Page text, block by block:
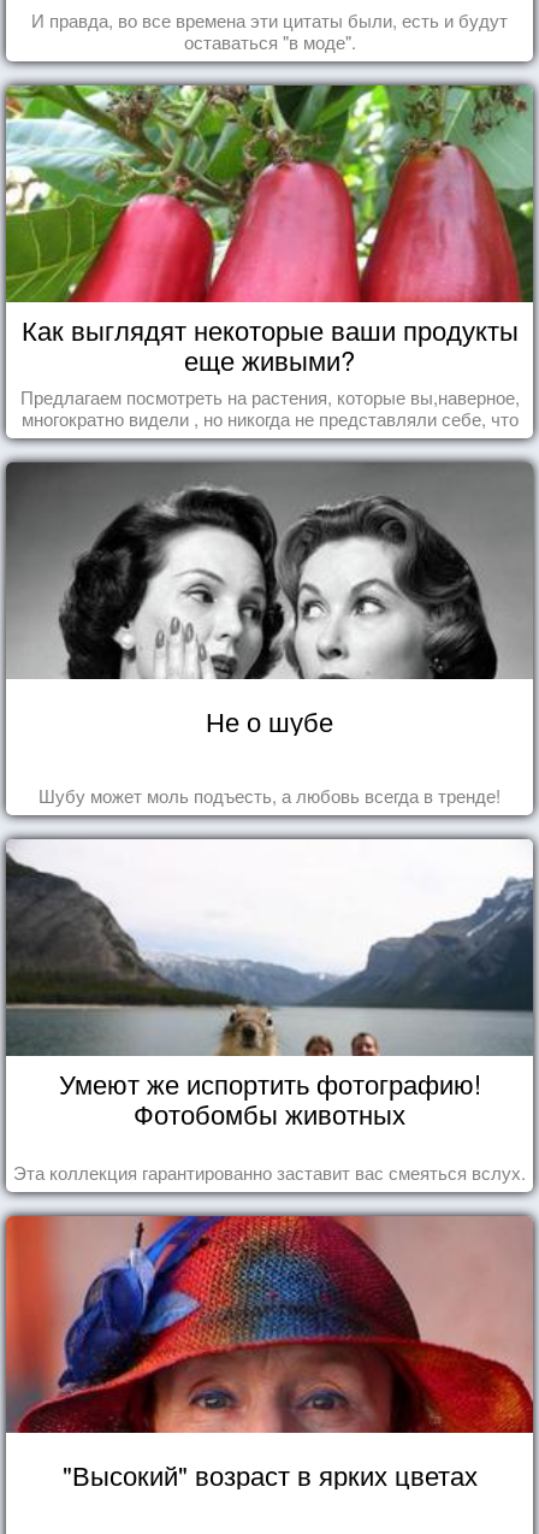
И правда, во все времена эти цитаты были, есть и будут
оставаться "в моде".
Как выглядят некоторые ваши продукты
еще живыми?
Предлагаем посмотреть на растения, которые вы,наверное,
многократно видели , но никогда не представляли себе, что
употребляете их в пищу.
Не о шубе
Шубу может моль подъесть, а любовь всегда в тренде!
Умеют же испортить фотографию!
Фотобомбы животных
Эта коллекция гарантированно заставит вас смеяться вслух.
"Высокий" возраст в ярких цветах